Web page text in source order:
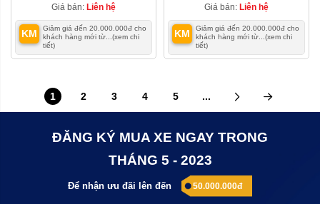
Giá bán: Liên hệ
KM
Giảm giá đến 20.000.000đ cho
khách hàng mới từ... (xem chi
tiết)
Giá bán: Liên hệ
KM
Giảm giá đến 20.000.000đ cho
khách hàng mới từ... (xem chi
tiết)
1 2 3 4 5 ...
ĐĂNG KÝ MUA XE NGAY TRONG
THÁNG 5 - 2023
Để nhận ưu đãi lên đến 50.000.000đ